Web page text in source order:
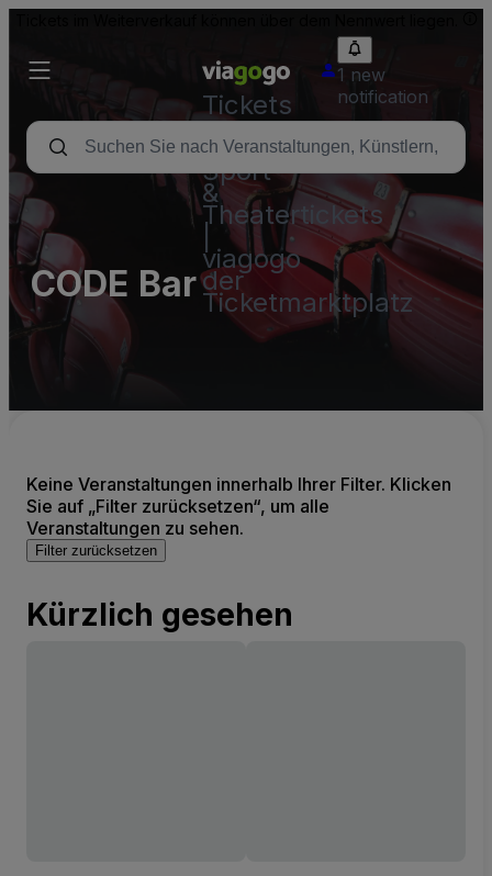
Tickets
-
Konzert-,
Sport-
&
Theatertickets
viagogo
der
Ticketmarktplatz
1 new
notification
CODE Bar
Keine Veranstaltungen innerhalb Ihrer Filter. Klicken
Sie auf „Filter zurücksetzen“, um alle
Veranstaltungen zu sehen.
Filter zurücksetzen
Kürzlich gesehen